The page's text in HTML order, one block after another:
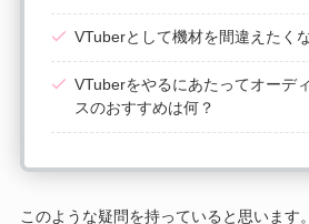
VTuberとして機材を間違えたく
VTuberをやるにあたってオーデ
スのおすすめは何？
このような疑問を持っていると思います。